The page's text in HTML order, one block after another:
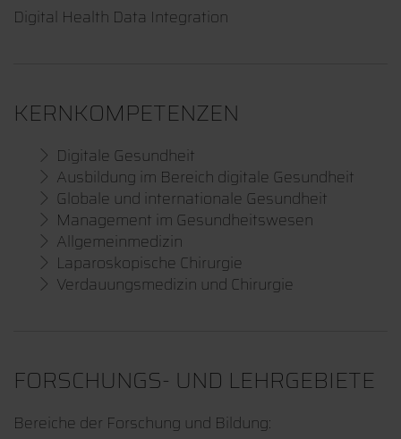
Digital Health Data Integration
KERNKOMPETENZEN
Digitale Gesundheit
Ausbildung im Bereich digitale Gesundheit
Globale und internationale Gesundheit
Management im Gesundheitswesen
Allgemeinmedizin
Laparoskopische Chirurgie
Verdauungsmedizin und Chirurgie
FORSCHUNGS- UND LEHRGEBIETE
Bereiche der Forschung und Bildung: